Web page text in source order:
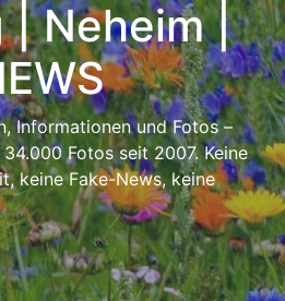
| Neheim |
Informationen und Fotos –
Fotos seit 2007. Keine
keine Fake-News, keine